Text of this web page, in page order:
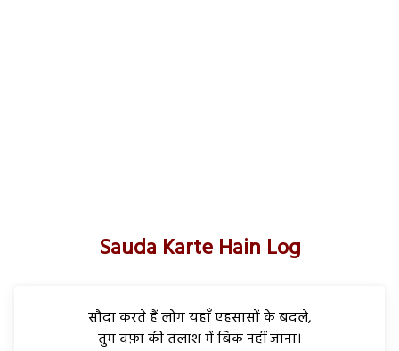
Sauda Karte Hain Log
सौदा करते हैं लोग यहाँ एहसासों के बदले,
तुम वफ़ा की तलाश में बिक नहीं जाना।